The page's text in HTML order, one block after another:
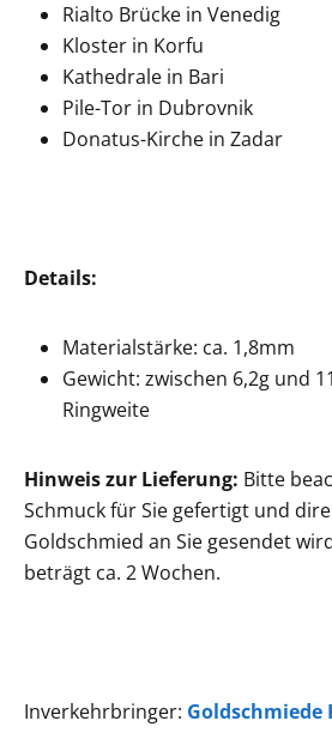
Rialto Brücke in Venedig
Kloster in Korfu
Kathedrale in Bari
Pile-Tor in Dubrovnik
Donatus-Kirche in Zadar
Details:
Materialstärke: ca. 1,8mm
Gewicht: zwischen 6,2g und
Ringweite
Hinweis zur Lieferung: Bitte
Schmuck für Sie gefertigt und
Goldschmied an Sie gesendet
beträgt ca. 2 Wochen.
Inverkehrbringer: Goldschmiede